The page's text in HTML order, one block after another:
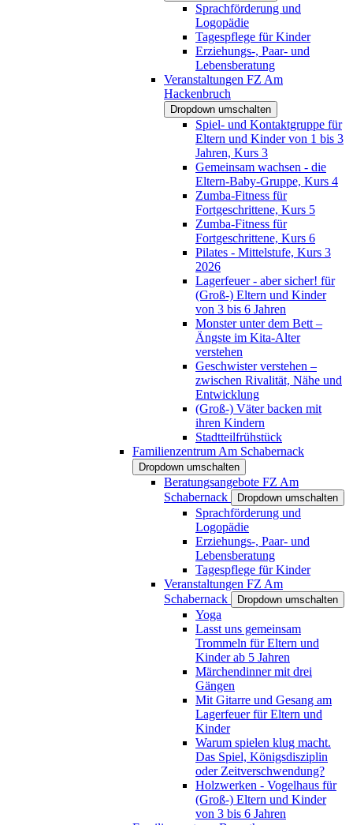
Sprachförderung und
Logopädie
Tagespflege für Kinder
Erziehungs-, Paar- und
Lebensberatung
Veranstaltungen FZ Am
Hackenbruch
Dropdown umschalten
Spiel- und Kontaktgruppe für
Eltern und Kinder von 1 bis 3
Jahren, Kurs 3
Gemeinsam wachsen - die
Eltern-Baby-Gruppe, Kurs 4
Zumba-Fitness für
Fortgeschrittene, Kurs 5
Zumba-Fitness für
Fortgeschrittene, Kurs 6
Pilates - Mittelstufe, Kurs 3
2026
Lagerfeuer - aber sicher! für
(Groß-) Eltern und Kinder
von 3 bis 6 Jahren
Monster unter dem Bett –
Ängste im Kita-Alter
verstehen
Geschwister verstehen –
zwischen Rivalität, Nähe und
Entwicklung
(Groß-) Väter backen mit
ihren Kindern
Stadtteilfrühstück
Familienzentrum Am Schabernack
Dropdown umschalten
Beratungsangebote FZ Am
Schabernack
Dropdown umschalten
Sprachförderung und
Logopädie
Erziehungs-, Paar- und
Lebensberatung
Tagespflege für Kinder
Veranstaltungen FZ Am
Schabernack
Dropdown umschalten
Yoga
Lasst uns gemeinsam
Trommeln für Eltern und
Kinder ab 5 Jahren
Märchendinner mit drei
Gängen
Mit Gitarre und Gesang am
Lagerfeuer für Eltern und
Kinder
Warum spielen klug macht.
Das Spiel, Königsdisziplin
oder Zeitverschwendung?
Holzwerken - Vogelhaus für
(Groß-) Eltern und Kinder
von 3 bis 6 Jahren